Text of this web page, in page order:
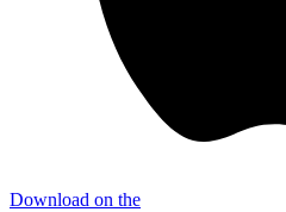
Download on the